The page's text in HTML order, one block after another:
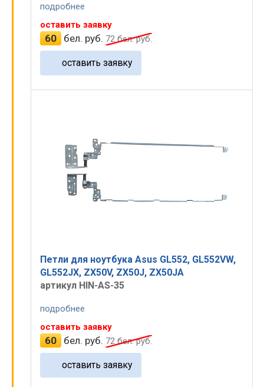
подробнее
оставить заявку
60 бел. руб. 72бел. руб.
оставить заявку
Петли для ноутбука Asus GL552, GL552VW,
GL552JX, ZX50V, ZX50J, ZX50JA
артикул HIN-AS-35
подробнее
оставить заявку
60 бел. руб. 72бел. руб.
оставить заявку